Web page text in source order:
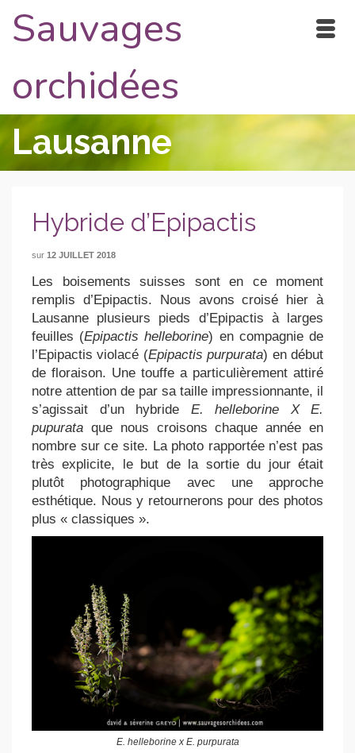
Sauvages
orchidées
Lausanne
Hybride d’Epipactis
sur 12 JUILLET 2018
Les boisements suisses sont en ce moment
remplis d’Epipactis. Nous avons croisé hier à
Lausanne plusieurs pieds d’Epipactis à larges
feuilles (Epipactis helleborine) en compagnie de
l’Epipactis violacé (Epipactis purpurata) en début
de floraison. Une touffe a particulièrement attiré
notre attention de par sa taille impressionnante, il
s’agissait d’un hybride E. helleborine X E.
pupurata que nous croisons chaque année en
nombre sur ce site. La photo rapportée n’est pas
très explicite, le but de la sortie du jour était
plutôt photographique avec une approche
esthétique. Nous y retournerons pour des photos
plus « classiques ».
E. helleborine x E. purpurata